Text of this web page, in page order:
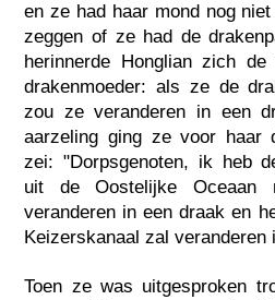
en ze had haar mond nog
zeggen of ze had de
herinnerde Honglian zich
drakenmoeder: als ze de
zou ze veranderen in een
aarzeling ging ze voor haar
zei: "Dorpsgenoten, ik heb
uit de Oostelijke
veranderen in een draak en
Keizerskanaal zal veranderen
Toen ze was uitgesproken